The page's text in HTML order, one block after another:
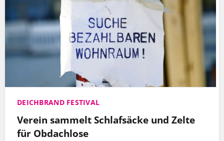
DEICHBRAND FESTIVAL
Verein sammelt Schlafsäcke und Zelte
für Obdachlose